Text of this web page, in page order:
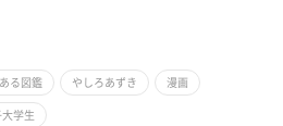
る図鑑 やしろあずき 漫画
大学生